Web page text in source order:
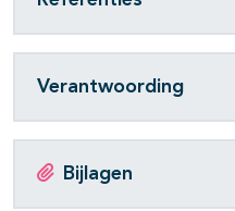
Verantwoording
Bijlagen